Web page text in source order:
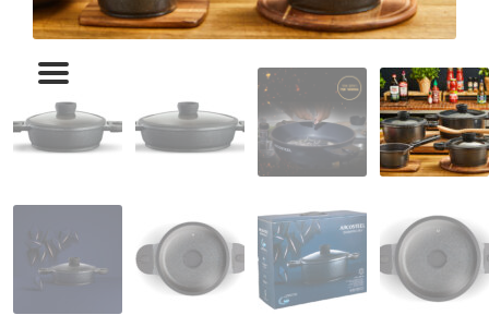
המותגים שלנו
חגים
מתנות לחנוכת בית
מתנות למטבח
מתכונים שלכם
מאמרים
תשלום